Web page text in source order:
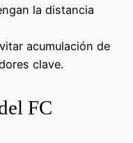
la distancia
acumulación de
clave.
FC